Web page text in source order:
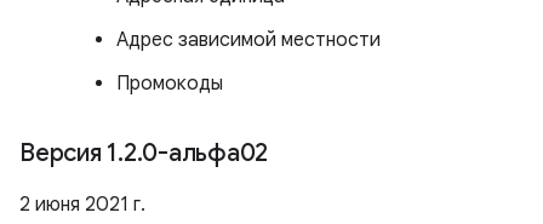
Адрес зависимой местности
Промокоды
Версия 1.2.0-альфа02
2 июня 2021 г.